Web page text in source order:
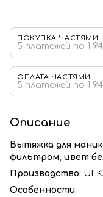
ПОКУПКА ЧАСТЯМИ
5 платежей по 1
ОПЛАТА ЧАСТЯМИ
5 платежей по 1
Описание
Вытяжка для
фильтром, цвет
Производство:
Особенности: